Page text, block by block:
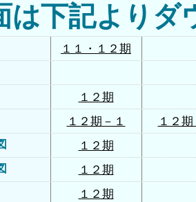
は下記よりダ
１１・１２期
１２期
１２期－１ １２
１２期
１２期
１２期